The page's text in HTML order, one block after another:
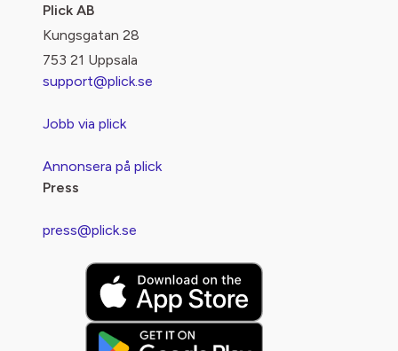
Plick AB
Kungsgatan 28
753 21 Uppsala
support@plick.se
Jobb via plick
Annonsera på plick
Press
press@plick.se